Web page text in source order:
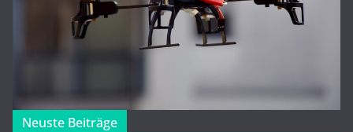
Neuste Beiträge